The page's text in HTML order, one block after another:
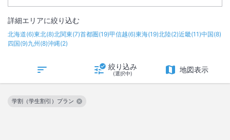
詳細エリアに絞り込む
北海道(6)東北(8)北関東(7)首都圏(19)甲信越(6)東海(19)北陸(2)近畿(11)中国(8)
四国(9)九州 (8)沖縄(2)
絞り込み
(選択中) 地図表示
学割（学生割引）プラン
この絞り込み条件を解除